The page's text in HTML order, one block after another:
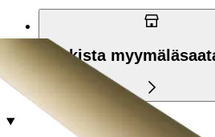
Tarkista